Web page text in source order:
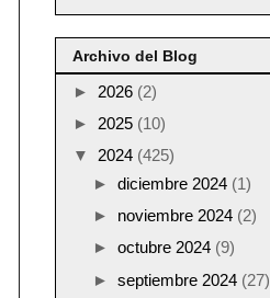
Archivo del Blog
► 2026 (2)
► 2025 (10)
▼ 2024 (425)
► diciembre 2024 (1)
► noviembre 2024 (2)
► octubre 2024 (9)
► septiembre 2024 (27)